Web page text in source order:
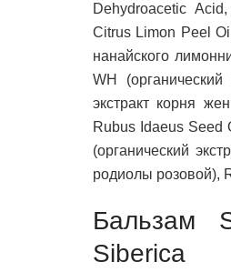
Dehydroacetic
Citrus Limon Peel
нанайского
WH
экстракт корня
Rubus Idaeus Seed
(органический
родиолы розовой),
Бальзам
Siberica